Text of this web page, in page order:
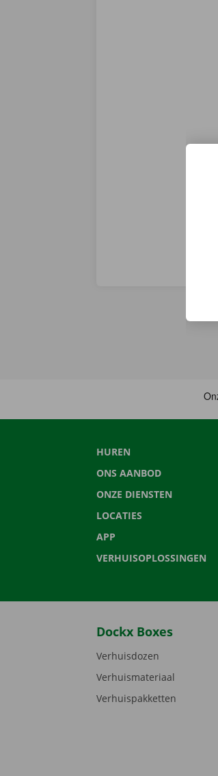
HUREN
ONS AANBOD
ONZE DIENSTEN
LOCATIES
APP
VERHUISOPLOSSINGEN
Dockx Boxes
Verhuisdozen
Verhuismateriaal
Verhuispakketten